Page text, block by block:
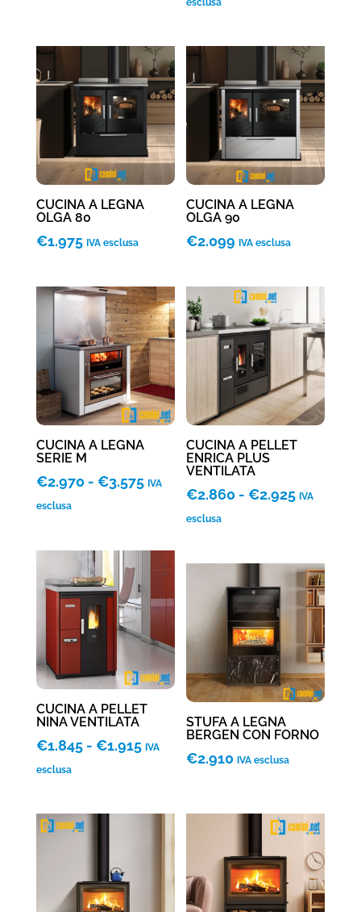
€2.139
a
€2.219
esclusa
CUCINA A LEGNA
OLGA 80
€1.975 IVA esclusa
CUCINA A LEGNA
OLGA 90
€2.099 IVA esclusa
CUCINA A LEGNA
SERIE M
€2.970 - €3.575Fascia
prezzo:
€2.970
€3.575
IVA
esclusa
CUCINA A PELLET
ENRICA PLUS
VENTILATA
€2.860 - €2.925Fascia
€2.860
€2.925
IVA
esclusa
CUCINA A PELLET
NINA VENTILATA
€1.845 - €1.915Fascia
€1.915
IVA
esclusa
STUFA A LEGNA
BERGEN CON FORNO
€2.910 IVA esclusa